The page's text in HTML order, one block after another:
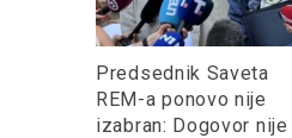
Predsednik Saveta
REM-a ponovo nije
izabran: Dogovor nije